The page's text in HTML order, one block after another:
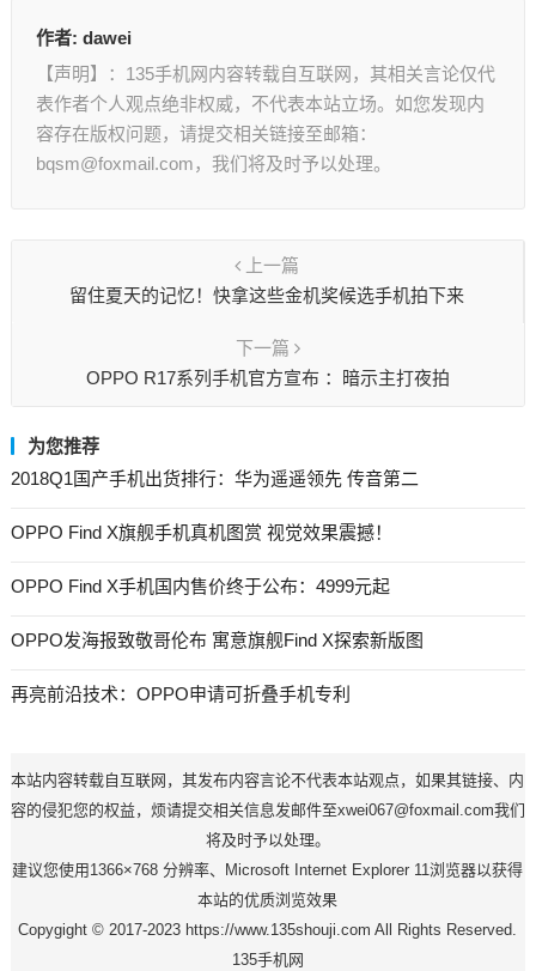
作者: dawei
【声明】：135手机网内容转载自互联网，其相关言论仅代
表作者个人观点绝非权威，不代表本站立场。如您发现内
容存在版权问题，请提交相关链接至邮箱：
bqsm@foxmail.com，我们将及时予以处理。
上一篇
留住夏天的记忆！快拿这些金机奖候选手机拍下来
下一篇
OPPO R17系列手机官方宣布 ：暗示主打夜拍
为您推荐
2018Q1国产手机出货排行：华为遥遥领先 传音第二
OPPO Find X旗舰手机真机图赏 视觉效果震撼！
OPPO Find X手机国内售价终于公布：4999元起
OPPO发海报致敬哥伦布 寓意旗舰Find X探索新版图
再亮前沿技术：OPPO申请可折叠手机专利
本站内容转载自互联网，其发布内容言论不代表本站观点，如果其链接、内
容的侵犯您的权益，烦请提交相关信息发邮件至xwei067@foxmail.com我们
将及时予以处理。
建议您使用1366×768 分辨率、Microsoft Internet Explorer 11浏览器以获得
本站的优质浏览效果
Copygight © 2017-2023 https://www.135shouji.com All Rights Reserved.
135手机网